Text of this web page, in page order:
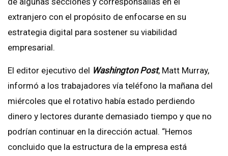
extranjero con el propósito de enfocarse en su
estrategia digital para sostener su viabilidad
empresarial.
El editor ejecutivo del Washington Post, Matt Murray,
informó a los trabajadores vía teléfono la mañana del
miércoles que el rotativo había estado perdiendo
dinero y lectores durante demasiado tiempo y que no
podrían continuar en la dirección actual. “Hemos
concluido que la estructura de la empresa está